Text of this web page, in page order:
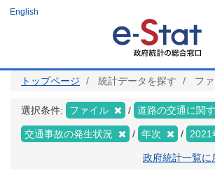
ツ
English
トップページ 統計データを探す フ
選択条件: ファイル 道路の交通に関
交通事故の発生状況 年次 2021
政府統計一覧に